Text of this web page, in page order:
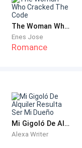
The Woman Who Cracked The Code
Enes Jose
Romance
Mi Gigoló De Alquiler Resulta Ser Mi Dueño
Alexa Writer